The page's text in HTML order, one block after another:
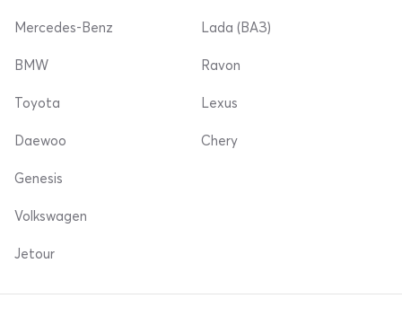
Mercedes-Benz Lada (ВАЗ)
BMW
Toyota
Daewoo
Ravon
Lexus
Chery
Genesis
Volkswagen
Jetour